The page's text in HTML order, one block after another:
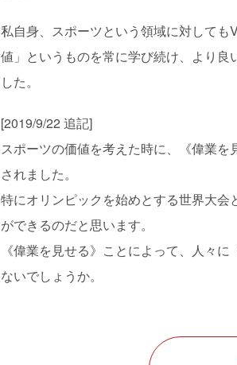
私自身、スポーツという領域に対して
値」というものを常に学び続け、より
した。
[2019/9/22 追記]
スポーツの価値を考えた時に、《偉業
されました。
特にオリンピックを始めとする世界大
ができるのだと思います。
《偉業を見せる》ことによって、人々
ないでしょうか。